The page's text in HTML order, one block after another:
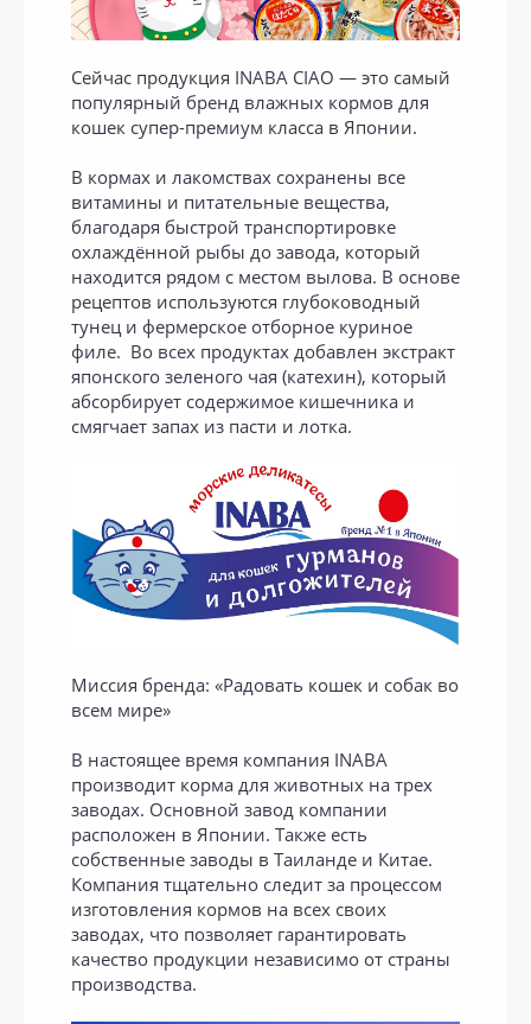
Сейчас продукция INABA CIAO — это самый
популярный бренд влажных кормов для
кошек супер-премиум класса в Японии.
В кормах и лакомствах сохранены все
витамины и питательные вещества,
благодаря быстрой транспортировке
охлаждённой рыбы до завода, который
находится рядом с местом вылова. В основе
рецептов используются глубоководный
тунец и фермерское отборное куриное
филе. Во всех продуктах добавлен экстракт
японского зеленого чая (катехин), который
абсорбирует содержимое кишечника и
смягчает запах из пасти и лотка.
Миссия бренда: «Радовать кошек и собак во
всем мире»
В настоящее время компания INABA
производит корма для животных на трех
заводах. Основной завод компании
расположен в Японии. Также есть
собственные заводы в Таиланде и Китае.
Компания тщательно следит за процессом
изготовления кормов на всех своих
заводах, что позволяет гарантировать
качество продукции независимо от страны
производства.